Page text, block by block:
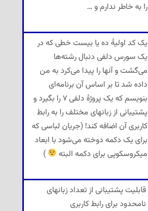
را به خاطر ندارم و …
یک کد اولیهٔ ده یا بیست خطی که در
یک سورس دلفی دنبال رشته‌ها
می‌گشت و آنها را پیدا می‌کرد به من
داده شد تا بر اساس آن برنامه‌ای
بنویسم که یک پروژهٔ دلفی ۷ را بگیرد و
پشتیبانی از زبانهای مختلف را به رابط
کاربری آن اضافه کند! (جریان لباسی که
برای یک دکمه دوخته می‌شود با ابعاد
میکروسکوپی برای دکمه البته
)
قابلیت پشتیبانی از تعداد زبانهای
نامحدود برای رابط کاربری